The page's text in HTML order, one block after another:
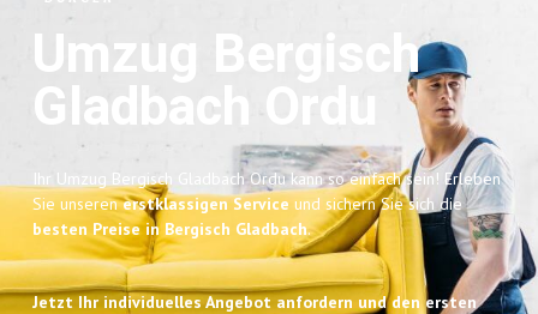
Umzug Bergisch
Gladbach Ordu
Ihr Umzug Bergisch Gladbach Ordu kann so einfach sein! Erleben
Sie unserenerstklassigen Serviceund sichern Sie sich die
besten Preise in Bergisch Gladbach.
Jetzt Ihr individuelles Angebot anfordern und den ersten